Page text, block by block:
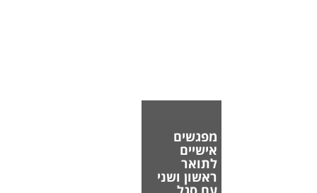
מפגשים
אישיים
לתואר
ראשון ושני